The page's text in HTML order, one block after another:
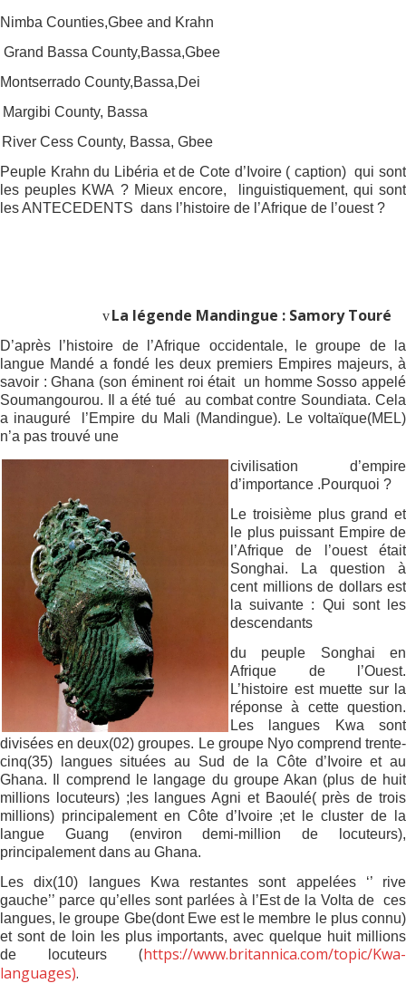
Nimba Counties,Gbee and Krahn
Grand Bassa County,Bassa,Gbee
Montserrado County,Bassa,Dei
Margibi County, Bassa
River Cess County, Bassa, Gbee
Peuple Krahn du Libéria et de Cote d’Ivoire ( caption) qui sont
les peuples KWA ? Mieux encore,
linguistiquement, qui sont
les ANTECEDENTS dans l’histoire de l’Afrique de l’ouest ?
v La légende Mandingue : Samory Touré
D’après l’histoire de l’Afrique occidentale, le groupe de la
langue Mandé a fondé les deux premiers Empires majeurs, à
savoir : Ghana (son éminent roi était un homme Sosso appelé
Soumangourou. Il a été tué au combat contre Soundiata. Cela
a inauguré
l’Empire du Mali (Mandingue). Le voltaïque(MEL)
n’a pas trouvé une
civilisation d’empire
d’importance .Pourquoi ?
Le troisième plus grand et
le plus puissant Empire de
l’Afrique de l’ouest était
Songhai. La question à
cent millions de dollars est
la suivante : Qui sont les
descendants
du peuple Songhai en
Afrique de l’Ouest.
L’histoire est muette sur la
réponse à cette question.
Les langues Kwa sont
divisées en deux(02) groupes. Le groupe Nyo comprend trente-
cinq(35) langues situées au Sud de la Côte d’Ivoire et au
Ghana. Il comprend le langage du groupe Akan (plus de huit
millions locuteurs) ;les langues Agni et Baoulé( près de trois
millions) principalement en Côte d’Ivoire ;et le cluster de la
langue Guang (environ demi-million de locuteurs),
principalement dans au Ghana.
Les dix(10) langues Kwa restantes sont appelées ‘’ rive
gauche’’ parce qu’elles sont parlées à l’Est de la Volta de ces
langues, le groupe Gbe(dont Ewe est le membre le plus connu)
et sont de loin les plus importants, avec quelque huit millions
de locuteurs (https://www.britannica.com/topic/Kwa-
languages).